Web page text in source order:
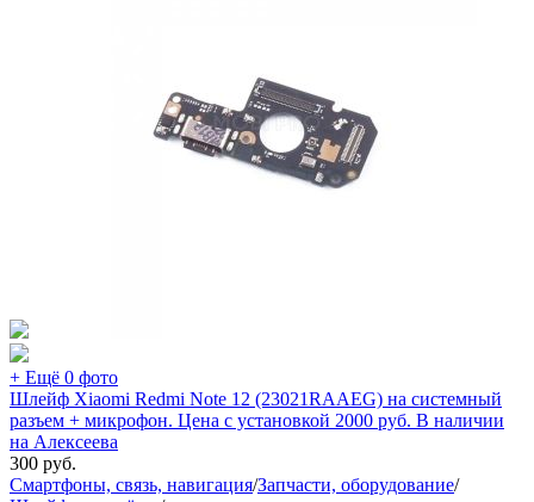
+ Ещё 0 фото
Шлейф Xiaomi Redmi Note 12 (23021RAAEG) на системный
разъем + микрофон. Цена с установкой 2000 руб. В наличии
на Алексеева
300 руб.
Смартфоны, связь, навигация/Запчасти, оборудование/